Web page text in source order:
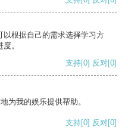
根据自己的需求选择学习方
。
支持[0] 反对[0]
为我的娱乐提供帮助。
支持[0] 反对[0]